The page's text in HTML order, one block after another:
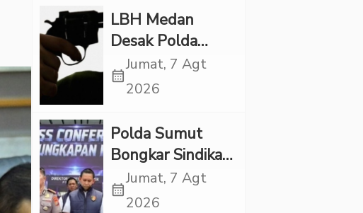
PUPN Mangkir
LBH Medan
Desak Polda
Sumut Usut
Kematian Winda
calendar_month
Jumat, 7 Agt
2026
Polda Sumut
Bongkar Sindikat
Scamming
Internasional,
calendar_month
Jumat, 7 Agt
2026